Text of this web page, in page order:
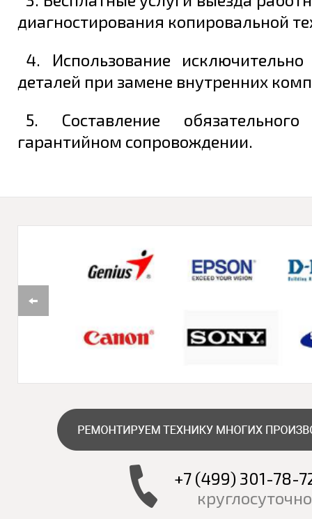
диагностирования копировальной
4. Использование
деталей при замене внутренних
5. Составление
гарантийном сопровождении.
+7 (499) 301-78-